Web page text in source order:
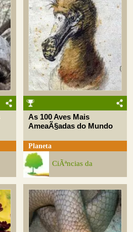
As 100 Aves Mais
AmeaÃ§adas do Mundo
Planeta
CiÃªncias da